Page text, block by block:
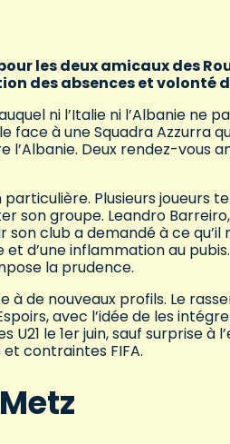
les deux amicaux des
des absences et volonté
ni l’Italie ni l’Albanie ne
face à une Squadra Azzurra
l’Albanie. Deux rendez-vous
Plusieurs joueurs
son groupe. Leandro
club a demandé à ce qu’il
d’une inflammation au
la prudence.
à de nouveaux profils. Le
avec l’idée de les
le 1er juin, sauf surprise à
contraintes FIFA.